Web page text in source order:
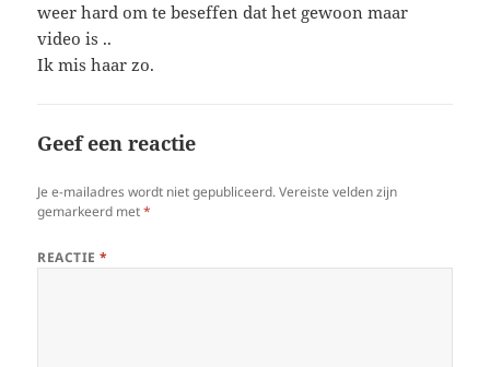
weer hard om te beseffen dat het gewoon maar
video is ..
Ik mis haar zo.
Geef een reactie
Je e-mailadres wordt niet gepubliceerd. Vereiste velden zijn
gemarkeerd met*
REACTIE*